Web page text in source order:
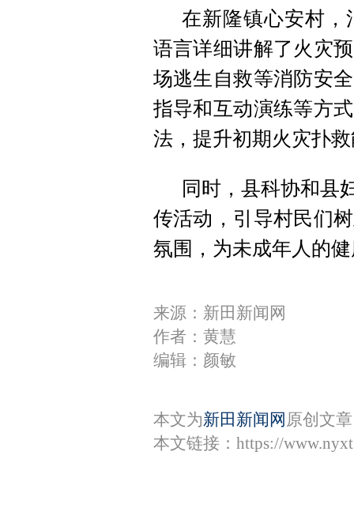
在新隆镇心安村，
语言详细讲解了火灾
场逃生自救等消防安
指导和互动演练等方
法，提升初期火灾扑
同时，县科协和县
传活动，引导村民们
氛围，为未成年人的
来源：新田新闻网
作者：黄慧
编辑：颜敏
本文为新田新闻网 原创文
本文链接： https://